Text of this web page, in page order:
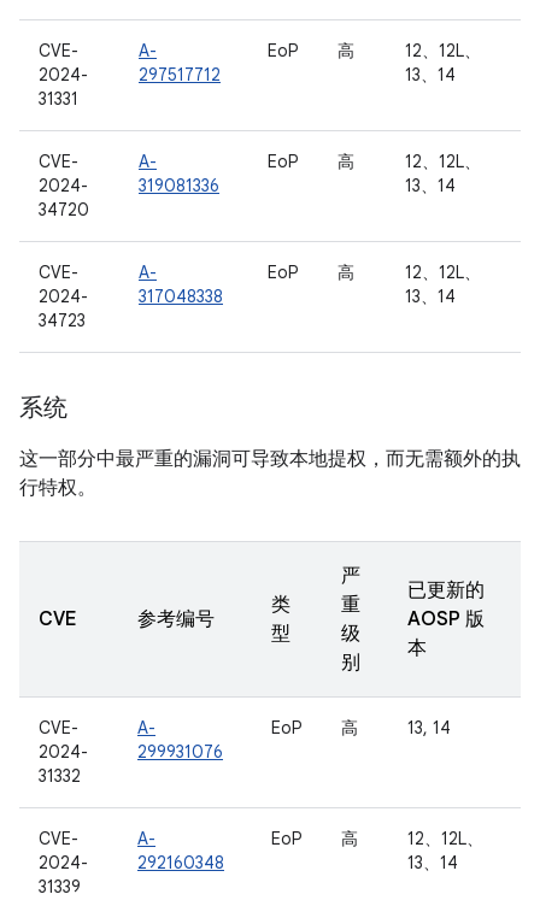
CVE-
2024-
31331
A-
297517712
EoP 高
12、12L、
13、14
CVE-
2024-
34720
A-
319081336
EoP 高
12、12L、
13、14
CVE-
2024-
34723
A-
317048338
EoP 高
12、12L、
13、14
系统
这一部分中最严重的漏洞可导致本地提权，而无需额外的执
行特权。
CVE 参考编号
类
型
严
重
级
别
已更新的
AOSP 版
本
CVE-
2024-
31332
A-
299931076
EoP 高 13, 14
CVE-
2024-
31339
A-
292160348
EoP 高
12、12L、
13、14